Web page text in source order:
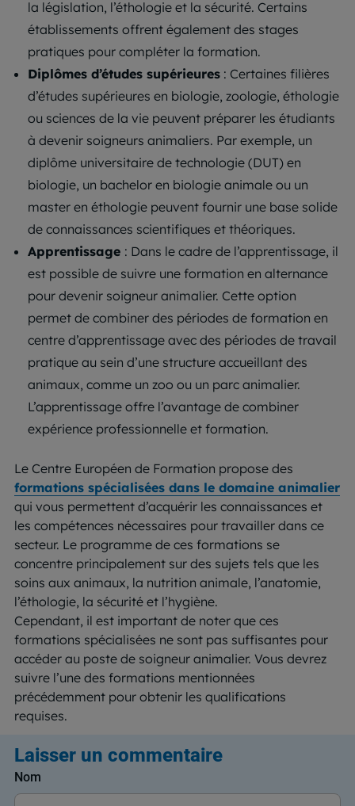
la législation, l’éthologie et la sécurité. Certains
établissements offrent également des stages
pratiques pour compléter la formation.
Diplômes d’études supérieures : Certaines filières
d’études supérieures en biologie, zoologie, éthologie
ou sciences de la vie peuvent préparer les étudiants
à devenir soigneurs animaliers. Par exemple, un
diplôme universitaire de technologie (DUT) en
biologie, un bachelor en biologie animale ou un
master en éthologie peuvent fournir une base solide
de connaissances scientifiques et théoriques.
Apprentissage : Dans le cadre de l’apprentissage, il
est possible de suivre une formation en alternance
pour devenir soigneur animalier. Cette option
permet de combiner des périodes de formation en
centre d’apprentissage avec des périodes de travail
pratique au sein d’une structure accueillant des
animaux, comme un zoo ou un parc animalier.
L’apprentissage offre l’avantage de combiner
expérience professionnelle et formation.
Le Centre Européen de Formation propose des
formations spécialisées dans le domaine animalier
qui vous permettent d’acquérir les connaissances et
les compétences nécessaires pour travailler dans ce
secteur. Le programme de ces formations se
concentre principalement sur des sujets tels que les
soins aux animaux, la nutrition animale, l’anatomie,
l’éthologie, la sécurité et l’hygiène.
Cependant, il est important de noter que ces
formations spécialisées ne sont pas suffisantes pour
accéder au poste de soigneur animalier. Vous devrez
suivre l’une des formations mentionnées
précédemment pour obtenir les qualifications
requises.
Laisser un commentaire
Nom